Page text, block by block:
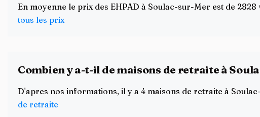
En moyenne le prix des EHPAD à Soulac-sur-Mer est de
tous les prix
Combien y a-t-il de maisons de retraite à
D'apres nos informations, il y a 4 maisons de retraite à
de retraite